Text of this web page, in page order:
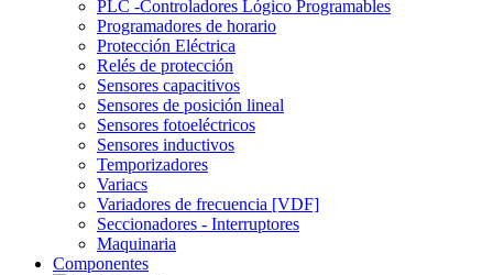
PLC -Controladores Lógico Programables
Programadores de horario
Protección Eléctrica
Relés de protección
Sensores capacitivos
Sensores de posición lineal
Sensores fotoeléctricos
Sensores inductivos
Temporizadores
Variacs
Variadores de frecuencia [VDF]
Seccionadores - Interruptores
Maquinaria
Componentes